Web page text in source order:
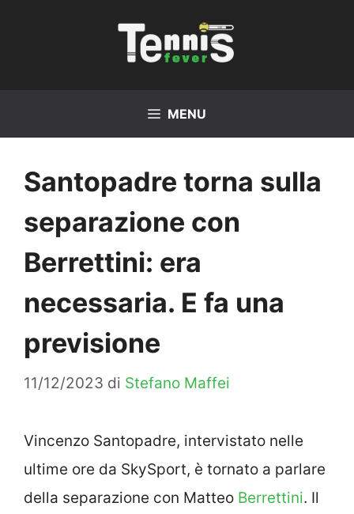
MENU
Santopadre torna sulla
separazione con
Berrettini: era
necessaria. E fa una
previsione
11/12/2023 di Stefano Maffei
Vincenzo Santopadre, intervistato nelle
ultime ore da SkySport, è tornato a parlare
della separazione con Matteo Berrettini. Il